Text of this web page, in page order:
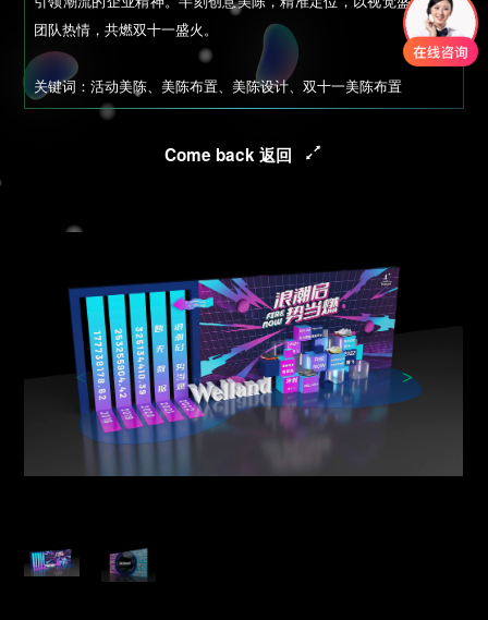
团队热情，共燃双十一盛火。
关键词：活动美陈、美陈布置、美陈设计、双十一美陈布置
Come back 返回